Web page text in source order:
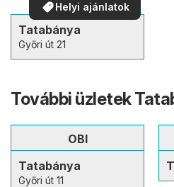
Helyi ajánlatok
Tatabánya
Győri út 21
További üzletek
OBI
Tatabánya
Győri út 11